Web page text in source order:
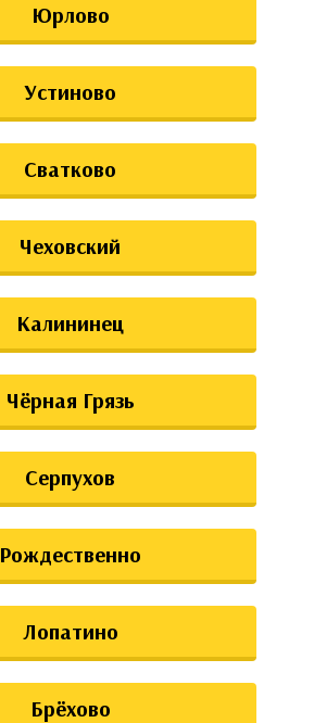
Юрлово
Устиново
Сватково
Чеховский
Калининец
Чёрная Грязь
Серпухов
Рождественно
Лопатино
Брёхово